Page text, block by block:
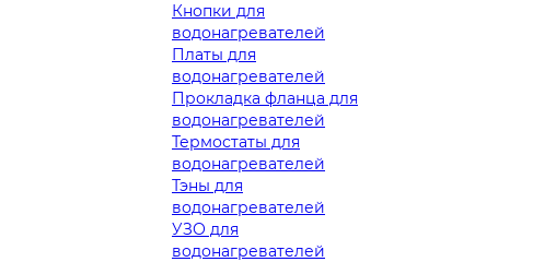
Кнопки для
водонагревателей
Платы для
водонагревателей
Прокладка фланца для
водонагревателей
Термостаты для
водонагревателей
Тэны для
водонагревателей
УЗО для
водонагревателей